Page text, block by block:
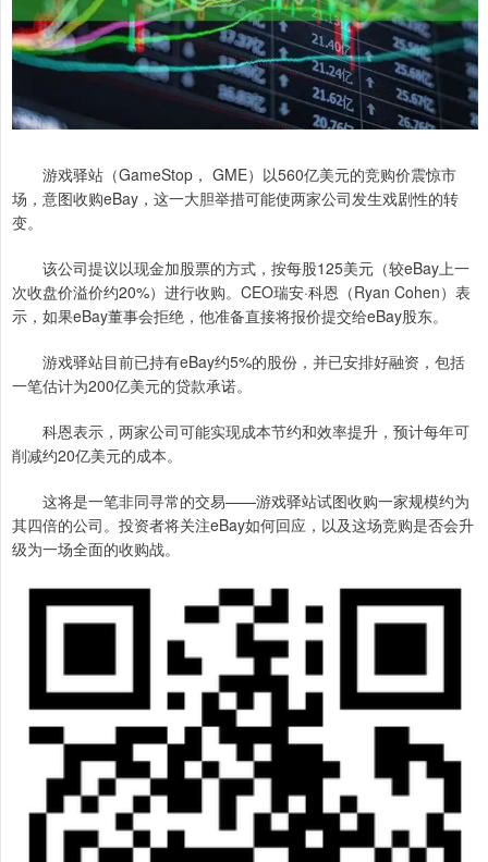
游戏驿站（GameStop， GME）以560亿美元的竞购价震惊市
场，意图收购eBay，这一大胆举措可能使两家公司发生戏剧性的转
变。
该公司提议以现金加股票的方式，按每股125美元（较eBay上一
次收盘价溢价约20%）进行收购。CEO瑞安·科恩（Ryan Cohen）表
示，如果eBay董事会拒绝，他准备直接将报价提交给eBay股东。
游戏驿站目前已持有eBay约5%的股份，并已安排好融资，包括
一笔估计为200亿美元的贷款承诺。
科恩表示，两家公司可能实现成本节约和效率提升，预计每年可
削减约20亿美元的成本。
这将是一笔非同寻常的交易——游戏驿站试图收购一家规模约为
其四倍的公司。投资者将关注eBay如何回应，以及这场竞购是否会升
级为一场全面的收购战。